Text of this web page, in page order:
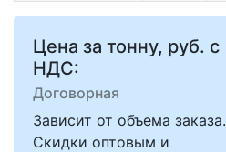
Цена за тонну, руб. с
НДС:
Договорная
Зависит от объема заказа.
Скидки оптовым и